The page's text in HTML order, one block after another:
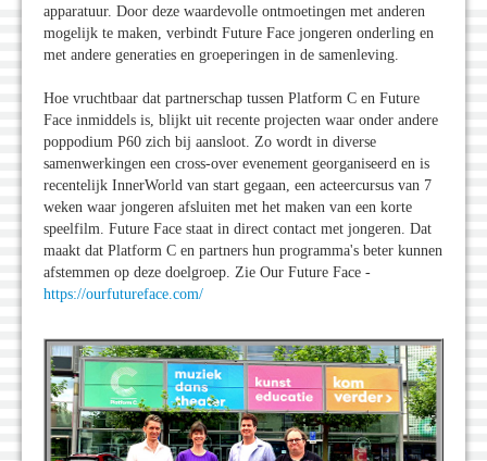
apparatuur. Door deze waardevolle ontmoetingen met anderen
mogelijk te maken, verbindt Future Face jongeren onderling en
met andere generaties en groeperingen in de samenleving.
Hoe vruchtbaar dat partnerschap tussen Platform C en Future
Face inmiddels is, blijkt uit recente projecten waar onder andere
poppodium P60 zich bij aansloot. Zo wordt in diverse
samenwerkingen een cross-over evenement georganiseerd en is
recentelijk InnerWorld van start gegaan, een acteercursus van 7
weken waar jongeren afsluiten met het maken van een korte
speelfilm. Future Face staat in direct contact met jongeren. Dat
maakt dat Platform C en partners hun programma's beter kunnen
afstemmen op deze doelgroep. Zie Our Future Face -
https://ourfutureface.com/